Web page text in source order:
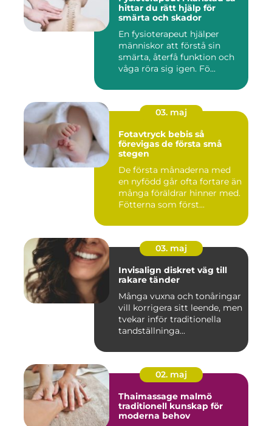
hittar du rätt hjälp för
smärta och skador
En fysioterapeut hjälper
människor att förstå sin
smärta, återfå funktion och
våga röra sig igen. Fö...
03. maj
Fotavtryck bebis så
förevigas de första små
stegen
De första månaderna med
en nyfödd går ofta fortare än
många föräldrar hinner med.
Fötterna som först...
03. maj
Invisalign diskret väg till
rakare tänder
Många vuxna och tonåringar
vill korrigera sitt leende, men
tvekar inför traditionella
tandställninga...
02. maj
Thaimassage malmö
traditionell kunskap för
moderna behov